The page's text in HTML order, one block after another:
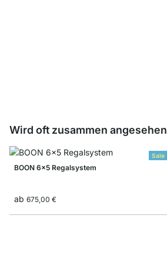
Wird oft zusammen angesehen
Sale
BOON 6x5 Regalsystem
ab 675,00 €